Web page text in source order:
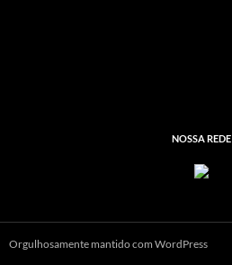
NOSSA REDE
Orgulhosamente mantido com WordPress